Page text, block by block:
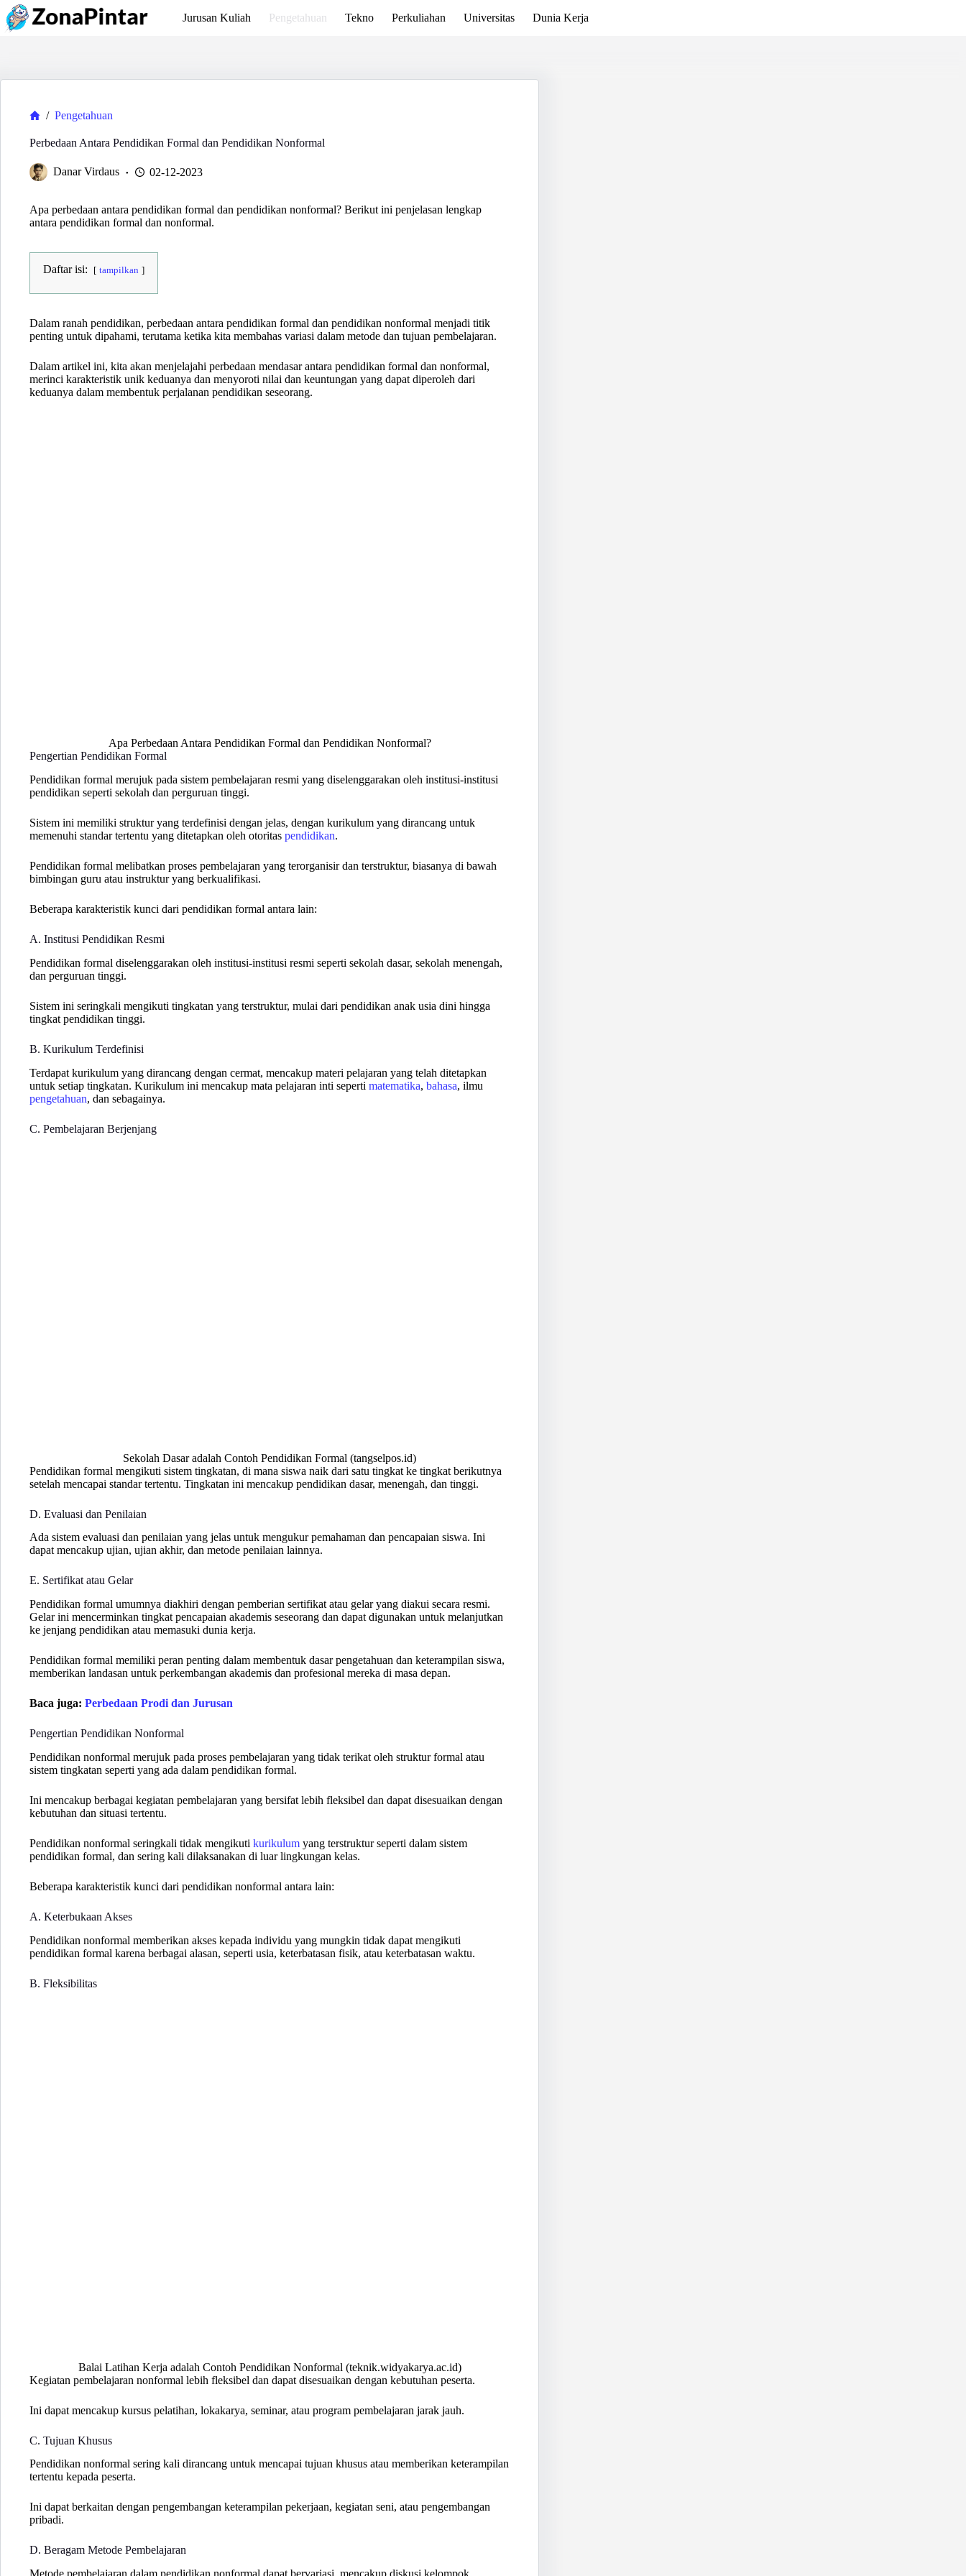
Skip
to
content
Jurusan Kuliah Pengetahuan Tekno Perkuliahan Universitas Dunia Kerja
Home
/ Pengetahuan
Perbedaan Antara Pendidikan Formal dan Pendidikan Nonformal
Danar Virdaus 02-12-2023
Apa perbedaan antara pendidikan formal dan pendidikan nonformal? Berikut ini penjelasan lengkap
antara pendidikan formal dan nonformal.
Daftar isi: tampilkan
Dalam ranah pendidikan, perbedaan antara pendidikan formal dan pendidikan nonformal menjadi titik
penting untuk dipahami, terutama ketika kita membahas variasi dalam metode dan tujuan pembelajaran.
Dalam artikel ini, kita akan menjelajahi perbedaan mendasar antara pendidikan formal dan nonformal,
merinci karakteristik unik keduanya dan menyoroti nilai dan keuntungan yang dapat diperoleh dari
keduanya dalam membentuk perjalanan pendidikan seseorang.
Apa Perbedaan Antara Pendidikan Formal dan Pendidikan Nonformal?
Pengertian Pendidikan Formal
Pendidikan formal merujuk pada sistem pembelajaran resmi yang diselenggarakan oleh institusi-institusi
pendidikan seperti sekolah dan perguruan tinggi.
Sistem ini memiliki struktur yang terdefinisi dengan jelas, dengan kurikulum yang dirancang untuk
memenuhi standar tertentu yang ditetapkan oleh otoritas pendidikan.
Pendidikan formal melibatkan proses pembelajaran yang terorganisir dan terstruktur, biasanya di bawah
bimbingan guru atau instruktur yang berkualifikasi.
Beberapa karakteristik kunci dari pendidikan formal antara lain:
A. Institusi Pendidikan Resmi
Pendidikan formal diselenggarakan oleh institusi-institusi resmi seperti sekolah dasar, sekolah menengah,
dan perguruan tinggi.
Sistem ini seringkali mengikuti tingkatan yang terstruktur, mulai dari pendidikan anak usia dini hingga
tingkat pendidikan tinggi.
B. Kurikulum Terdefinisi
Terdapat kurikulum yang dirancang dengan cermat, mencakup materi pelajaran yang telah ditetapkan
untuk setiap tingkatan. Kurikulum ini mencakup mata pelajaran inti seperti matematika, bahasa, ilmu
pengetahuan, dan sebagainya.
C. Pembelajaran Berjenjang
Sekolah Dasar adalah Contoh Pendidikan Formal (tangselpos.id)
Pendidikan formal mengikuti sistem tingkatan, di mana siswa naik dari satu tingkat ke tingkat berikutnya
setelah mencapai standar tertentu. Tingkatan ini mencakup pendidikan dasar, menengah, dan tinggi.
D. Evaluasi dan Penilaian
Ada sistem evaluasi dan penilaian yang jelas untuk mengukur pemahaman dan pencapaian siswa. Ini
dapat mencakup ujian, ujian akhir, dan metode penilaian lainnya.
E. Sertifikat atau Gelar
Pendidikan formal umumnya diakhiri dengan pemberian sertifikat atau gelar yang diakui secara resmi.
Gelar ini mencerminkan tingkat pencapaian akademis seseorang dan dapat digunakan untuk melanjutkan
ke jenjang pendidikan atau memasuki dunia kerja.
Pendidikan formal memiliki peran penting dalam membentuk dasar pengetahuan dan keterampilan siswa,
memberikan landasan untuk perkembangan akademis dan profesional mereka di masa depan.
Baca juga: Perbedaan Prodi dan Jurusan
Pengertian Pendidikan Nonformal
Pendidikan nonformal merujuk pada proses pembelajaran yang tidak terikat oleh struktur formal atau
sistem tingkatan seperti yang ada dalam pendidikan formal.
Ini mencakup berbagai kegiatan pembelajaran yang bersifat lebih fleksibel dan dapat disesuaikan dengan
kebutuhan dan situasi tertentu.
Pendidikan nonformal seringkali tidak mengikuti kurikulum yang terstruktur seperti dalam sistem
pendidikan formal, dan sering kali dilaksanakan di luar lingkungan kelas.
Beberapa karakteristik kunci dari pendidikan nonformal antara lain:
A. Keterbukaan Akses
Pendidikan nonformal memberikan akses kepada individu yang mungkin tidak dapat mengikuti
pendidikan formal karena berbagai alasan, seperti usia, keterbatasan fisik, atau keterbatasan waktu.
B. Fleksibilitas
Balai Latihan Kerja adalah Contoh Pendidikan Nonformal (teknik.widyakarya.ac.id)
Kegiatan pembelajaran nonformal lebih fleksibel dan dapat disesuaikan dengan kebutuhan peserta.
Ini dapat mencakup kursus pelatihan, lokakarya, seminar, atau program pembelajaran jarak jauh.
C. Tujuan Khusus
Pendidikan nonformal sering kali dirancang untuk mencapai tujuan khusus atau memberikan keterampilan
tertentu kepada peserta.
Ini dapat berkaitan dengan pengembangan keterampilan pekerjaan, kegiatan seni, atau pengembangan
pribadi.
D. Beragam Metode Pembelajaran
Metode pembelajaran dalam pendidikan nonformal dapat bervariasi, mencakup diskusi kelompok,